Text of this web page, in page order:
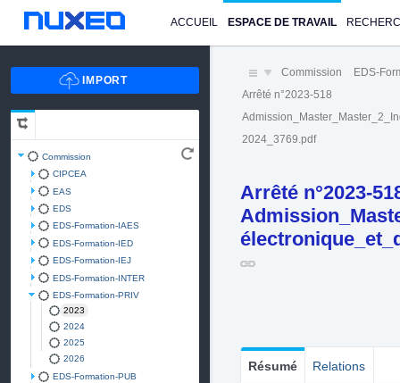
ACCUEIL ESPACE DE TRAVAIL
Commission
CIPCEA
EAS
EDS
EDS-Formation-IAES
EDS-Formation-IED
EDS-Formation-IEJ
EDS-Formation-INTER
EDS-Formation-PRIV
2023
2024
2025
2026
EDS-Formation-PUB
Commission EDS-
Arrêté n°2023-518
2024_3769.pdf
Arrêté n°2023-
Résumé Relations